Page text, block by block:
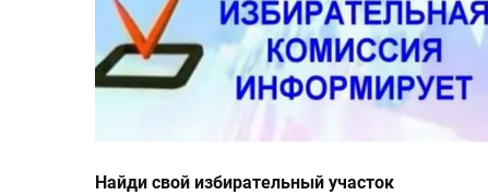
Найди свой избирательный участок